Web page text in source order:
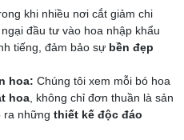
khi nhiều nơi cắt giảm chi
đầu tư vào hoa nhập khẩu
tiếng, đảm bảo sự bền đẹp
hoa: Chúng tôi xem mỗi bó hoa
hoa, không chỉ đơn thuần là sản
ra những thiết kế độc đáo